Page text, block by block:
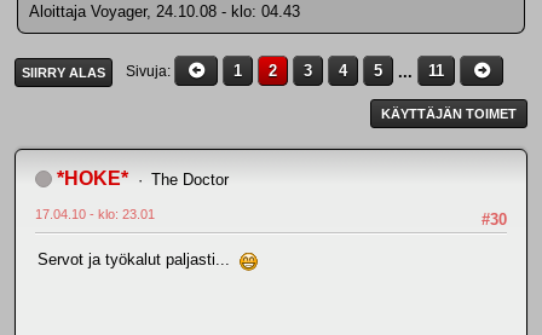
Aloittaja Voyager, 24.10.08 - klo: 04.43
SIIRRY ALAS Sivuja 1 2 3 4 5 ... 11
KÄYTTÄJÄN TOIMET
*HOKE* The Doctor
#30
17.04.10 - klo: 23.01
Servot ja työkalut paljasti...